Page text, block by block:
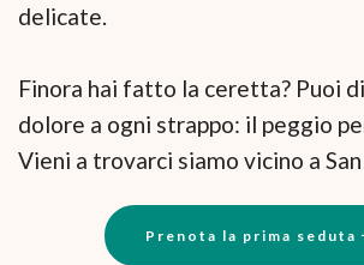
delicate.
Finora hai fatto la ceretta? Puoi
dolore a ogni strappo: il peggio
Vieni a trovarci siamo vicino a
Prenota la prima seduta